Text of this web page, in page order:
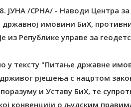
ЈУНА /СРНА/ - Наводи Центра
имовини БиХ,
из Републике управе за
у тексту "Питање државне
рјешења с нацртом
и Уставу БиХ, те
конвенцији о људским